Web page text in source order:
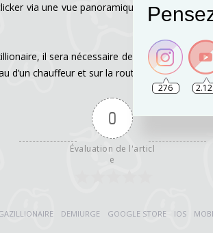
via une vue panoramique et une
il sera nécessaire de vous rendre sur
d’un chauffeur et sur la route, cela se passe
0
Évaluation de l'articl
e
DEMIURGE GOOGLE STORE IOS
276